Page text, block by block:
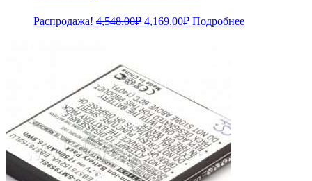
Распродажа! 4,548.00₽ Первоначальная
4,169.00₽Текущая
Подробнее